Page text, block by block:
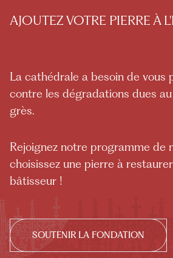
AJOUTEZ VOTRE PIERRE À
La cathédrale a besoin de vous
contre les dégradations dues
grès.
Rejoignez notre programme de
choisissez une pierre à
bâtisseur !
SOUTENIR LA FONDATION